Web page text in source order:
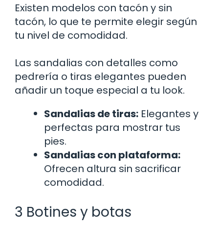
Existen modelos con tacón y sin
tacón, lo que te permite elegir según
tu nivel de comodidad.
Las sandalias con detalles como
pedrería o tiras elegantes pueden
añadir un toque especial a tu look.
Sandalias de tiras: Elegantes y
perfectas para mostrar tus
pies.
Sandalias con plataforma:
Ofrecen altura sin sacrificar
comodidad.
3 Botines y botas